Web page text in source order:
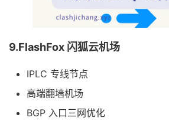
9.FlashFox 闪狐云机场
IPLC 专线节点
高端翻墙机场
BGP 入口三网优化